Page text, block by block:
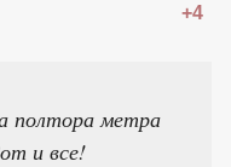
+4
полтора метра
и все!